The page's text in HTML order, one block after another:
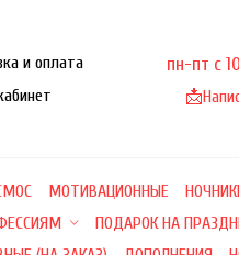
и оплата
пн-пт с
📩
МОТИВАЦИОННЫЕ
ПОДАРОК НА